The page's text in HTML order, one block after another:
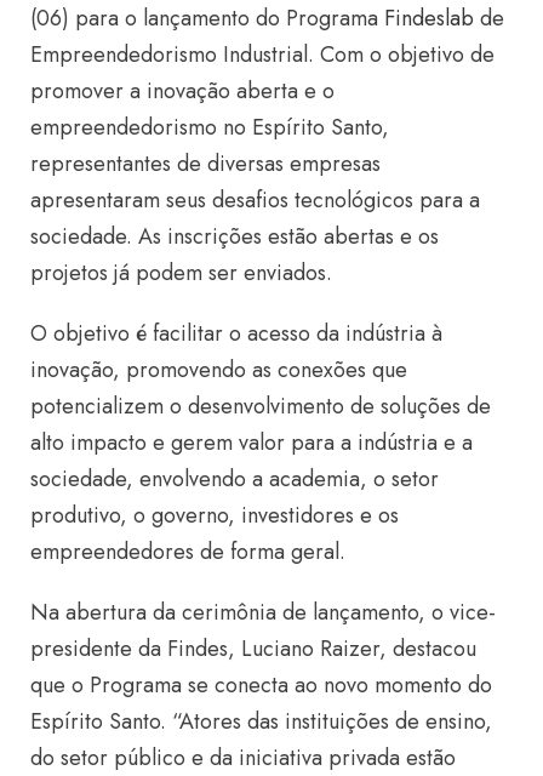
(06) para o lançamento do Programa Findeslab de
Empreendedorismo Industrial. Com o objetivo de
promover a inovação aberta e o
empreendedorismo no Espírito Santo,
representantes de diversas empresas
apresentaram seus desafios tecnológicos para a
sociedade. As inscrições estão abertas e os
projetos já podem ser enviados.
O objetivo é facilitar o acesso da indústria à
inovação, promovendo as conexões que
potencializem o desenvolvimento de soluções de
alto impacto e gerem valor para a indústria e a
sociedade, envolvendo a academia, o setor
produtivo, o governo, investidores e os
empreendedores de forma geral.
Na abertura da cerimônia de lançamento, o vice-
presidente da Findes, Luciano Raizer, destacou
que o Programa se conecta ao novo momento do
Espírito Santo. “Atores das instituições de ensino,
do setor público e da iniciativa privada estão